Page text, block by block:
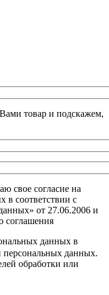
товар и подскажем,
свое согласие на
в соответствии с
от 27.06.2006 и
соглашения
данных в
персональных данных.
обработки или